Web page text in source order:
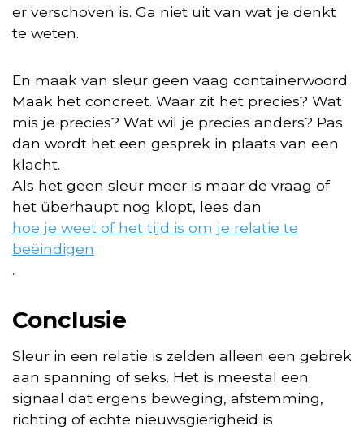
er verschoven is. Ga niet uit van wat je denkt
te weten.
En maak van sleur geen vaag containerwoord.
Maak het concreet. Waar zit het precies? Wat
mis je precies? Wat wil je precies anders? Pas
dan wordt het een gesprek in plaats van een
klacht.
Als het geen sleur meer is maar de vraag of
het überhaupt nog klopt, lees dan
hoe je weet of het tijd is om je relatie te
beëindigen
.
Conclusie
Sleur in een relatie is zelden alleen een gebrek
aan spanning of seks. Het is meestal een
signaal dat ergens beweging, afstemming,
richting of echte nieuwsgierigheid is